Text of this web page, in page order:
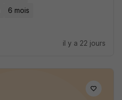
6 mois
il y a 22 jours